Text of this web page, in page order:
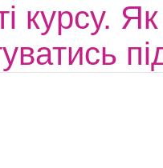
курсу.